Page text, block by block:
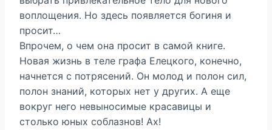
воплощения. Но здесь появляется богиня и
просит…
Впрочем, о чем она просит в самой книге.
Новая жизнь в теле графа Елецкого, конечно,
начнется с потрясений. Он молод и полон сил,
полон знаний, которых нет у других. А еще
вокруг него невыносимые красавицы и
столько юных соблазнов! Ах!